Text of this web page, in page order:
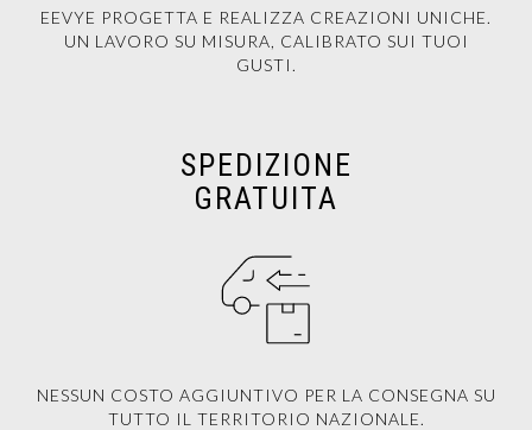
EEVYE PROGETTA E REALIZZA CREAZIONI UNICHE.
UN LAVORO SU MISURA, CALIBRATO SUI TUOI
GUSTI.
SPEDIZIONE
GRATUITA
NESSUN COSTO AGGIUNTIVO PER LA CONSEGNA SU
TUTTO IL TERRITORIO NAZIONALE.